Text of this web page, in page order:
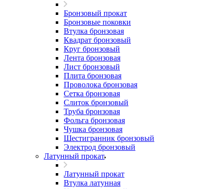
Бронзовый прокат
Бронзовые поковки
Втулка бронзовая
Квадрат бронзовый
Круг бронзовый
Лента бронзовая
Лист бронзовый
Плита бронзовая
Проволока бронзовая
Сетка бронзовая
Слиток бронзовый
Труба бронзовая
Фольга бронзовая
Чушка бронзовая
Шестигранник бронзовый
Электрод бронзовый
Латунный прокат
Латунный прокат
Втулка латунная